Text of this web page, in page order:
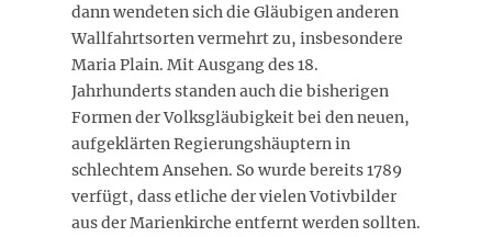
dann wendeten sich die Gläubigen anderen
Wallfahrtsorten vermehrt zu, insbesondere
Maria Plain. Mit Ausgang des 18.
Jahrhunderts standen auch die bisherigen
Formen der Volksgläubigkeit bei den neuen,
aufgeklärten Regierungshäuptern in
schlechtem Ansehen. So wurde bereits 1789
verfügt, dass etliche der vielen Votivbilder
aus der Marienkirche entfernt werden sollten.